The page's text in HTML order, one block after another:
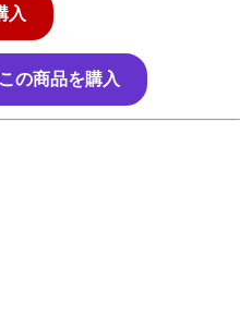
入
の商品を購入